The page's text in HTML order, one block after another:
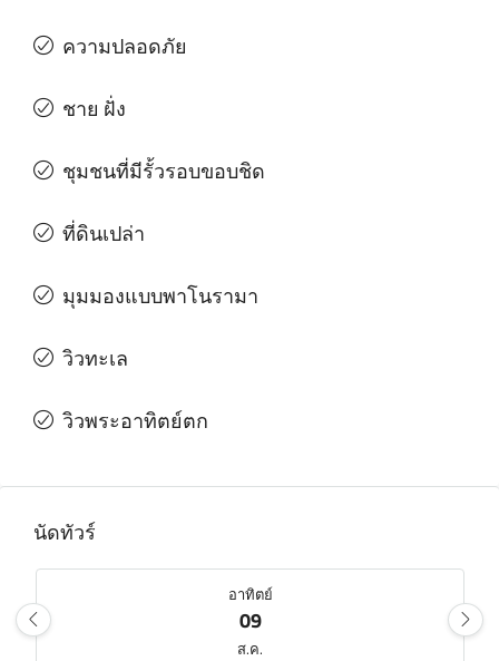
ความปลอดภัย
ชาย ฝั่ง
ชุมชนที่มีรั้วรอบขอบชิด
ที่ดินเปล่า
มุมมองแบบพาโนรามา
วิวทะเล
วิวพระอาทิตย์ตก
นัดทัวร์
อาทิตย์
09
ส.ค.